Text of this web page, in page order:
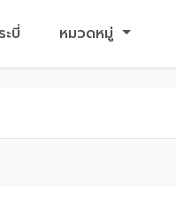
บี่ หมวดหมู่